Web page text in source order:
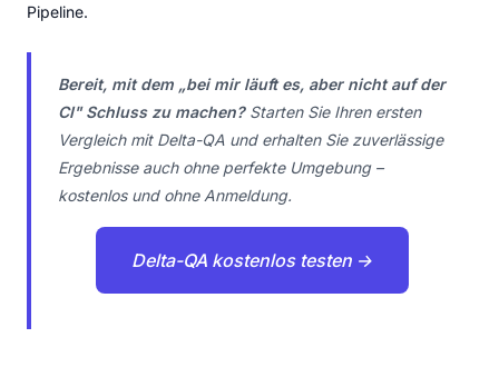
Pipeline.
Bereit, mit dem „bei mir läuft es, aber nicht auf der
CI" Schluss zu machen?Starten Sie Ihren ersten
Vergleich mit Delta-QA und erhalten Sie zuverlässige
Ergebnisse auch ohne perfekte Umgebung –
kostenlos und ohne Anmeldung.
Delta-QA kostenlos testen →